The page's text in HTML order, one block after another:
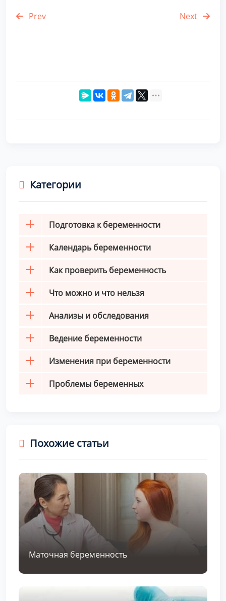
Prev Next
Категории
Подготовка к беременности
Календарь беременности
Как проверить беременность
Что можно и что нельзя
Анализы и обследования
Ведение беременности
Изменения при беременности
Проблемы беременных
Похожие статьи
Маточная беременность